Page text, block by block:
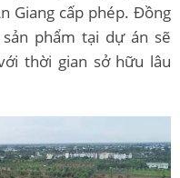
Giang cấp phép. Đồng
phẩm tại dự án sẽ
thời gian sở hữu lâu